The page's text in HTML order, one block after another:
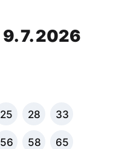
9. 7. 2026
25 28 33
56 58 65